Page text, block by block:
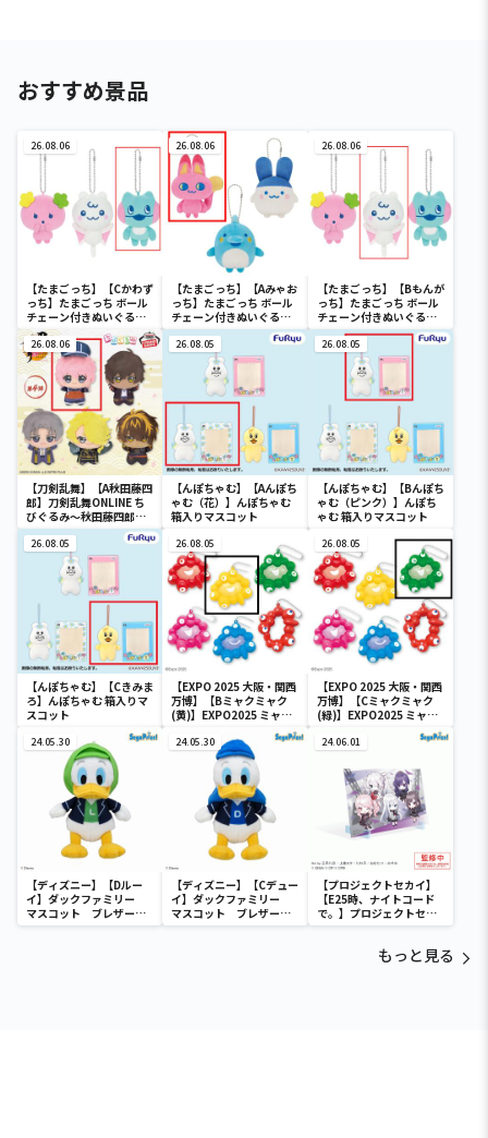
おすすめ景品
26.08.06
【たまごっち】【Cかわず
っち】たまごっち ボール
チェーン付きぬいぐるみ
～Tamagotchi
Paradise～vol.3
26.08.06
【たまごっち】【Aみゃお
っち】たまごっち ボール
チェーン付きぬいぐるみ
～Tamagotchi
Paradise～vol.2-R
26.08.06
【たまごっち】【Bもんが
っち】たまごっち ボール
チェーン付きぬいぐるみ
～Tamagotchi
Paradise～vol.3
26.08.06
【刀剣乱舞】【A秋田藤四
郎】刀剣乱舞ONLINE ち
びぐるみ～秋田藤四郎・
大倶利伽羅・へし切長谷
部・獅子王・火車切～
26.08.05
【んぽちゃむ】【Aんぽち
ゃむ（花）】んぽちゃむ
箱入りマスコット
26.08.05
【んぽちゃむ】【Bんぽち
ゃむ（ピンク）】んぽち
ゃむ 箱入りマスコット
26.08.05
【んぽちゃむ】【Cきみま
ろ】んぽちゃむ 箱入りマ
スコット
26.08.05
【EXPO 2025 大阪・関西
万博】【Bミャクミャク
(黄)】EXPO2025 ミャク
ミャク カラフルスクイー
ズマスコット
26.08.05
【EXPO 2025 大阪・関西
万博】【Cミャクミャク
(緑)】EXPO2025 ミャク
ミャク カラフルスクイー
ズマスコット
24.05.30
【ディズニー】【Dルー
イ】ダックファミリー
マスコット ブレザーコ
スチューム
24.05.30
【ディズニー】【Cデュー
イ】ダックファミリー
マスコット ブレザーコ
スチューム
24.06.01
【プロジェクトセカイ】
【E25時、ナイトコード
で。】プロジェクトセカ
イ カラフルステージ！
もっと見る